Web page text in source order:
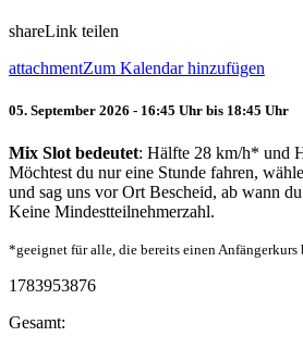
shareLink teilen
attachmentZum Kalendar hinzufügen
05. September 2026 - 16:45 Uhr bis 18:45 Uhr
Mix Slot bedeutet: Hälfte 28 km/h* und
Möchtest du nur eine Stunde fahren, wähle
und sag uns vor Ort Bescheid, ab wann
Keine Mindestteilnehmerzahl.
*geeignet für alle, die bereits einen Anfängerkurs
1783953876
Gesamt: